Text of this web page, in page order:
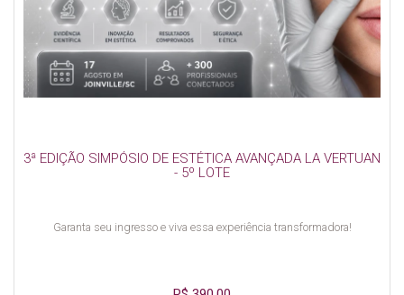
3ª EDIÇÃO SIMPÓSIO DE ESTÉTICA AVANÇADA LA VERTUAN
- 5º LOTE
Garanta seu ingresso e viva essa experiência transformadora!